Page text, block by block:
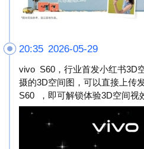
20:35 2026-05-29
vivo S60，行业首发小红书3D
摄的3D空间图，可以直接上传
S60 ，即可解锁体验3D空间视